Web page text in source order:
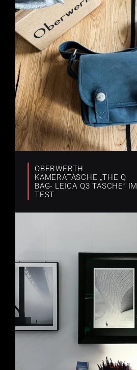
OBERWERTH
KAMERATASCHE „THE Q
BAG- LEICA Q3 TASCHE“ IM
TEST